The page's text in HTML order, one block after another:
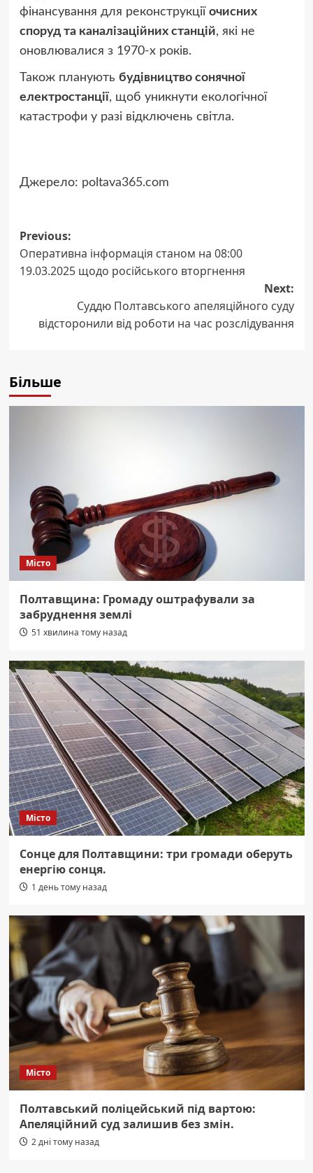
фінансування для реконструкції очисних
споруд та каналізаційних станцій, які не
оновлювалися з 1970-х років.
Також планують будівництво сонячної
електростанції, щоб уникнути екологічної
катастрофи у разі відключень світла.
Джерело: poltava365.com
Post
navigation
Previous:
Оперативна інформація станом на 08:00
19.03.2025 щодо російського вторгнення
Next:
Суддю Полтавського апеляційного суду
відсторонили від роботи на час розслідування
Більше
Місто
Полтавщина: Громаду оштрафували за
забруднення землі
51 хвилина тому назад
Місто
Сонце для Полтавщини: три громади оберуть
енергію сонця.
1 день тому назад
Місто
Полтавський поліцейський під вартою:
Апеляційний суд залишив без змін.
2 дні тому назад